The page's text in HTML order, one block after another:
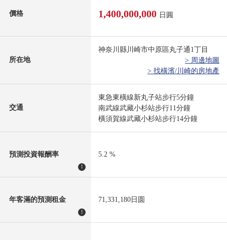
價格 1,400,000,000 日圓
所在地
神奈川縣川崎市中原區丸子通1丁目
> 周邊地圖
> 找橫濱/川崎的房地產
交通
東急東橫線新丸子站步行5分鐘
南武線武藏小杉站步行11分鐘
橫須賀線武藏小杉站步行14分鐘
預測投資報酬率
!
5.2 %
年客滿的預測租金
!
71,331,180日圆